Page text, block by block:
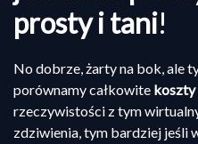
prosty i tani!
No dobrze, żarty na bok, ale
porównamy całkowite koszty
rzeczywistości z tym
zdziwienia, tym bardziej jeśli